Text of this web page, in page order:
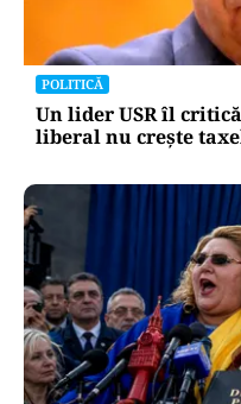
POLITICĂ
Un lider USR îl
liberal nu crește